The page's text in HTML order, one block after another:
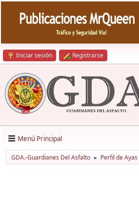
Iniciar sesión Registrarse
Menú Principal
GDA.-Guardianes Del Asfalto ► Perfil de Ayas